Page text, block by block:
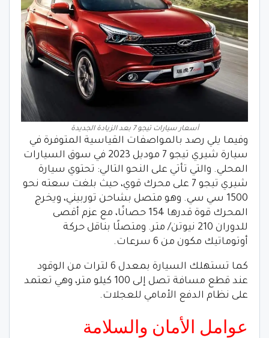
أسعار سيارات تيجو 7 بعد الزيادة الجديدة
وفيما يلي رصد بالمواصفات القياسية المتوفرة في
سيارة شيري تيجو 7 موديل 2023 في سوق السيارات
المحلي. والتي تأتي على النحو التالي: تحتوي سيارة
شيري تيجو 7 على محرك قوي، حيث بلغت سعته نحو
1500 سي سي. وهو متصل بشاحن توربيني، ويخرج
المحرك قوة قدرها 154 حصانًا، مع عزم أقصى
للدوران 210 نيوتن/ متر. ومتصلًا بناقل حركة
أوتوماتيك مكون من 6 سرعات.
كما تستهلك السيارة بمعدل 6 لترات من الوقود
عند قطع مسافة تصل إلى 100 كيلو متر، وهي تعتمد
على نظام الدفع الأمامي للعجلات.
عوامل الأمان والسلامة